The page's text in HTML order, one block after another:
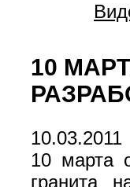
10
10.03.2011
10 марта
гранита